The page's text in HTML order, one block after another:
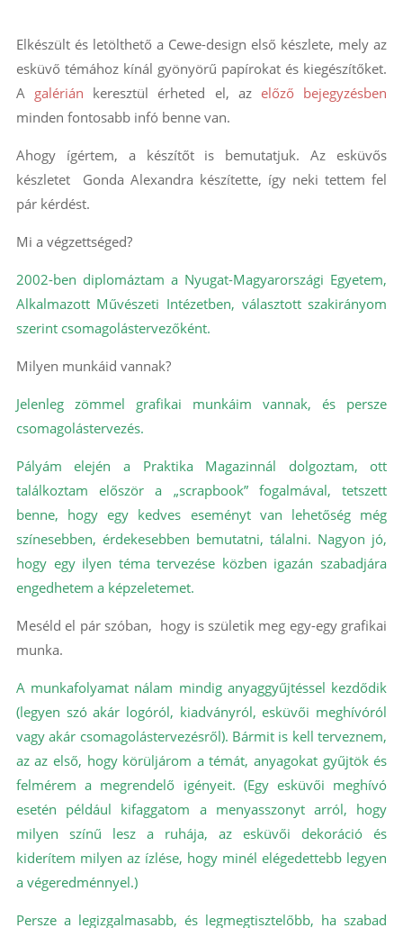
Elkészült és letölthető a Cewe-design első készlete, mely az
esküvő témához kínál gyönyörű papírokat és kiegészítőket.
A galérián keresztül érheted el, az előző bejegyzésben
minden fontosabb infó benne van.
Ahogy ígértem, a készítőt is bemutatjuk. Az esküvős
készletet Gonda Alexandra készítette, így neki tettem fel
pár kérdést.
Mi a végzettséged?
2002-ben diplomáztam a Nyugat-Magyarországi Egyetem,
Alkalmazott Művészeti Intézetben, választott szakirányom
szerint csomagolástervezőként.
Milyen munkáid vannak?
Jelenleg zömmel grafikai munkáim vannak, és persze
csomagolástervezés.
Pályám elején a Praktika Magazinnál dolgoztam, ott
találkoztam először a „scrapbook” fogalmával, tetszett
benne, hogy egy kedves eseményt van lehetőség még
színesebben, érdekesebben bemutatni, tálalni. Nagyon jó,
hogy egy ilyen téma tervezése közben igazán szabadjára
engedhetem a képzeletemet.
Meséld el pár szóban, hogy is születik meg egy-egy grafikai
munka.
A munkafolyamat nálam mindig anyaggyűjtéssel kezdődik
(legyen szó akár logóról, kiadványról, esküvői meghívóról
vagy akár csomagolástervezésről). Bármit is kell terveznem,
az az első, hogy körüljárom a témát, anyagokat gyűjtök és
felmérem a megrendelő igényeit. (Egy esküvői meghívó
esetén például kifaggatom a menyasszonyt arról, hogy
milyen színű lesz a ruhája, az esküvői dekoráció és
kiderítem milyen az ízlése, hogy minél elégedettebb legyen
a végeredménnyel.)
Persze a legizgalmasabb, és legmegtisztelőbb, ha szabad